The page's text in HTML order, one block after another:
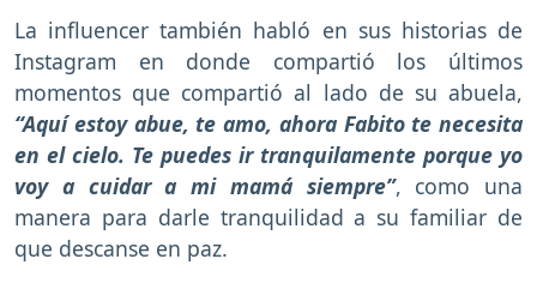
La influencer también habló en sus historias de
Instagram en donde compartió los últimos
momentos que compartió al lado de su abuela,
“Aquí estoy abue, te amo, ahora Fabito te necesita
en el cielo. Te puedes ir tranquilamente porque yo
voy a cuidar a mi mamá siempre”, como una
manera para darle tranquilidad a su familiar de
que descanse en paz.